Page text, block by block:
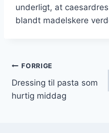
underligt, at
blandt madelskere
FORRIGE
Dressing til pasta som
hurtig middag